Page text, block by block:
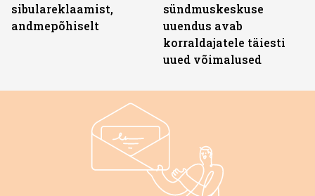
sibulareklaamist,
andmepõhiselt
sündmuskeskuse
uuendus avab
korraldajatele täiesti
uued võimalused